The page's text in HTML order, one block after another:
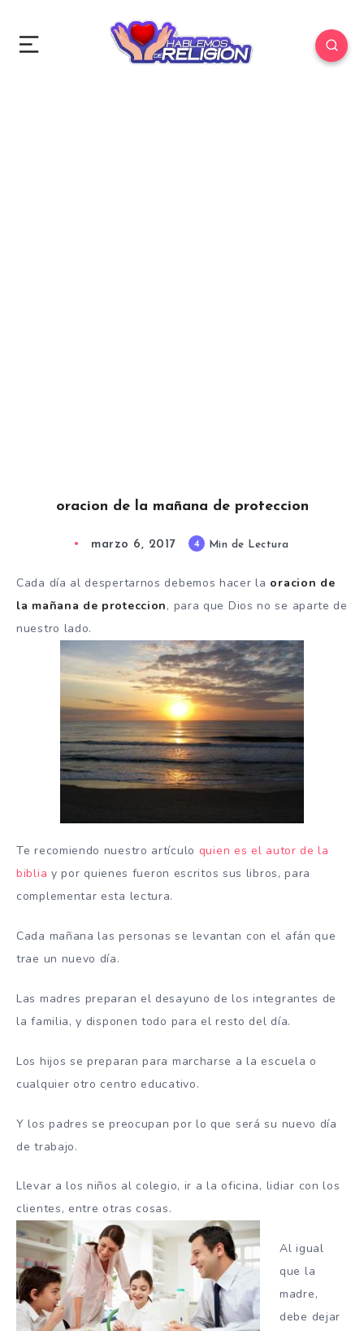
oracion de la mañana de proteccion
marzo 6, 2017 4 Min de Lectura
Cada día al despertarnos debemos hacer la oracion de
la mañana de proteccion, para que Dios no se aparte de
nuestro lado.
Te recomiendo nuestro artículo quien es el autor de la
biblia y por quienes fueron escritos sus libros, para
complementar esta lectura.
Cada mañana las personas se levantan con el afán que
trae un nuevo día.
Las madres preparan el desayuno de los integrantes de
la familia, y disponen todo para el resto del día.
Los hijos se preparan para marcharse a la escuela o
cualquier otro centro educativo.
Y los padres se preocupan por lo que será su nuevo día
de trabajo.
Llevar a los niños al colegio, ir a la oficina, lidiar con los
clientes, entre otras cosas.
Al igual
que la
madre,
debe dejar